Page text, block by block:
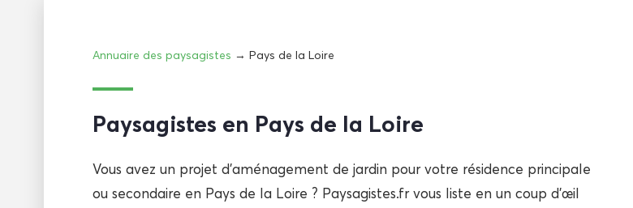
Annuaire des paysagistes → Pays de la Loire
Paysagistes en Pays de la Loire
Vous avez un projet d’aménagement de jardin pour votre résidence principale
ou secondaire en Pays de la Loire ? Paysagistes.fr vous liste en un coup d’œil